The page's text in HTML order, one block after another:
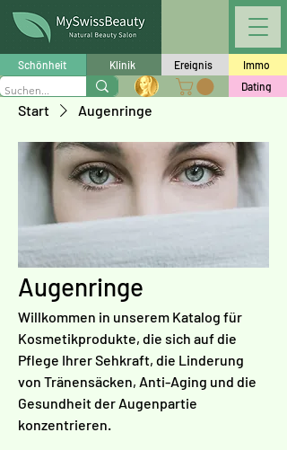
Schönheit Klinik Ereignis
Immo
Dating
Start Augenringe
Augenringe
Willkommen in unserem Katalog für
Kosmetikprodukte, die sich auf die
Pflege Ihrer Sehkraft, die Linderung
von Tränensäcken, Anti-Aging und die
Gesundheit der Augenpartie
konzentrieren.